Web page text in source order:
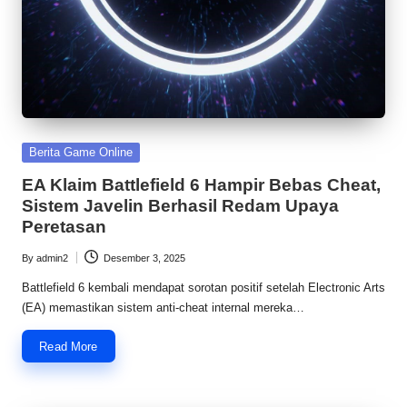
u
i
a
D
i
g
a
l
T
e
Posted
Berita Game Online
EA Klaim Battlefield 6 Hampir Bebas Cheat,
Sistem Javelin Berhasil Redam Upaya
Peretasan
Posted
by
By admin2 Desember 3, 2025
Battlefield 6 kembali mendapat sorotan positif setelah Electronic Arts
(EA) memastikan sistem anti-cheat internal mereka…
Read More